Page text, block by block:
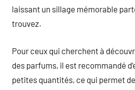
laissant un sillage mémorable
trouvez.
Pour ceux qui cherchent à
des parfums, il est recommandé
petites quantités, ce qui permet